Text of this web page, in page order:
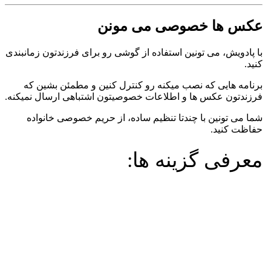
عکس ها خصوصی می مونن
با پادویش، می تونین استفاده از گوشی رو برای فرزندتون زمانبندی
کنید.
برنامه هایی که نصب میکنه رو کنترل کنین و مطمئن بشین که
فرزندتون عکس ها و اطلاعات خصوصیتون اشتباهی ارسال نمیکنه.
شما می تونین با چندتا تنظیم ساده، از حریم خصوصی خانواده
حفاظت کنید.
معرفی گزینه ها: